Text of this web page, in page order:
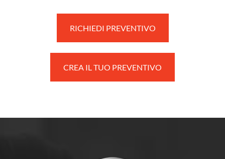
RICHIEDI PREVENTIVO
CREA IL TUO PREVENTIVO